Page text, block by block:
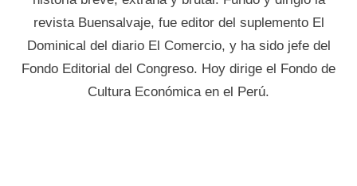
revista Buensalvaje, fue editor del suplemento El
Dominical del diario El Comercio, y ha sido jefe del
Fondo Editorial del Congreso. Hoy dirige el Fondo de
Cultura Económica en el Perú.